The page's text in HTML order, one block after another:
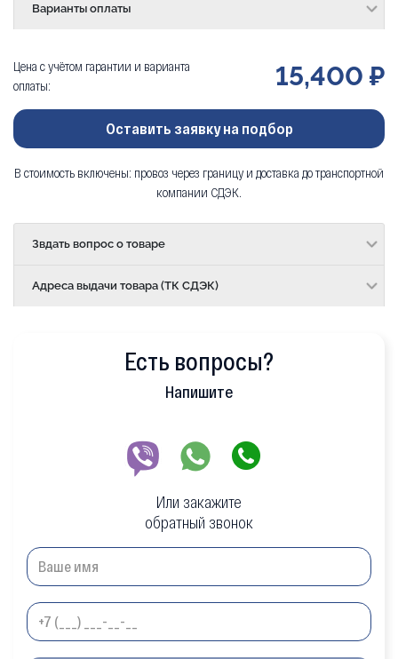
Варианты оплаты
Цена с учётом гарантии и варианта
оплаты:
15,400 ₽
Оставить заявку на подбор
В стоимость включены: провоз через границу и доставка до транспортной
компании СДЭК.
Звдать вопрос о товаре
Адреса выдачи товара (ТК СДЭК)
Есть вопросы?
Напишите
Или закажите
обратный звонок